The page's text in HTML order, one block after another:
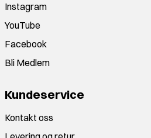
Instagram
YouTube
Facebook
Bli Medlem
Kundeservice
Kontakt oss